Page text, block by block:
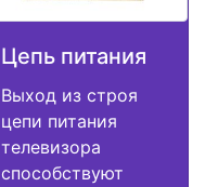
Цепь питания
Выход из строя
цепи питания
телевизора
способствуют